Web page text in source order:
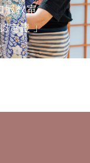
服教室
定證 」